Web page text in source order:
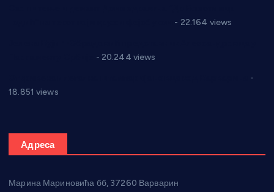
- 22.164 views
- 20.244 views
-
18.851 views
Адреса
Марина Мариновића бб, 37260 Варварин